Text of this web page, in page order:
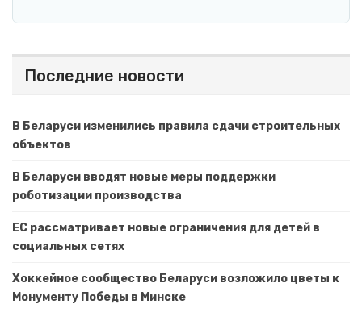
Последние новости
В Беларуси изменились правила сдачи строительных
объектов
В Беларуси вводят новые меры поддержки
роботизации производства
ЕС рассматривает новые ограничения для детей в
социальных сетях
Хоккейное сообщество Беларуси возложило цветы к
Монументу Победы в Минске